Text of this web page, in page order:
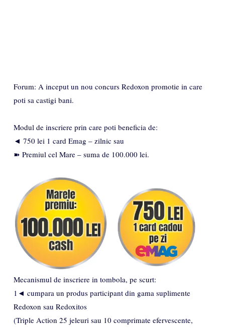
Forum: A inceput un nou concurs Redoxon promotie in care
poti sa castigi bani.
Modul de inscriere prin care poti beneficia de:
◄ 750 lei 1 card Emag – zilnic sau
➽ Premiul cel Mare – suma de 100.000 lei.
Mecanismul de inscriere in tombola, pe scurt:
1◄ cumpara un produs participant din gama suplimente
Redoxon sau Redoxitos
(Triple Action 25 jeleuri sau 10 comprimate efervescente,